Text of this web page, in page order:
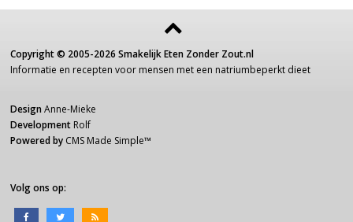
Copyright © 2005-2026 Smakelijk Eten Zonder Zout.nl
Informatie en recepten voor mensen met een natriumbeperkt dieet
Design Anne-Mieke
Development Rolf
Powered by CMS Made Simple™
Volg ons op: